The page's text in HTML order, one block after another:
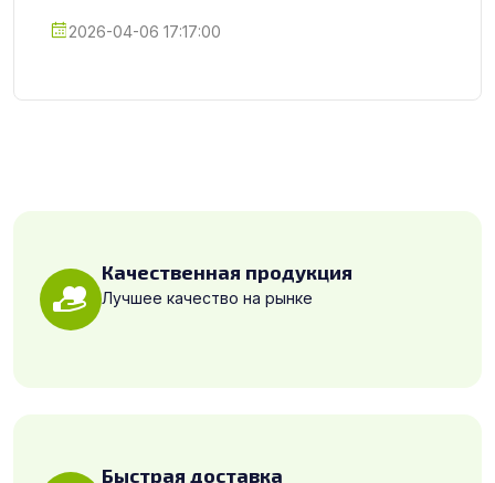
2026-04-06 17:17:00
Качественная продукция
Лучшее качество на рынке
Быстрая доставка